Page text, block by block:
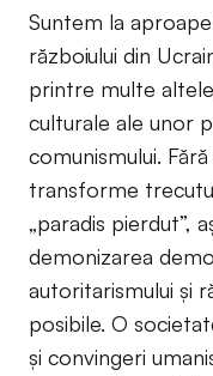
Suntem la
războiului din
printre multe
culturale ale unor
comunismului.
transforme
„paradis pierdut”,
demonizarea
autoritarismului și
posibile. O
și convingeri